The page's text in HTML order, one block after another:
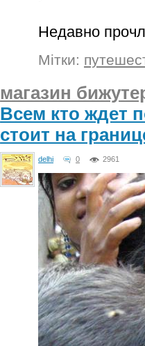
Недавно
Мітки:
магазин
Всем кто ждет
стоит на
delhi 0 2961